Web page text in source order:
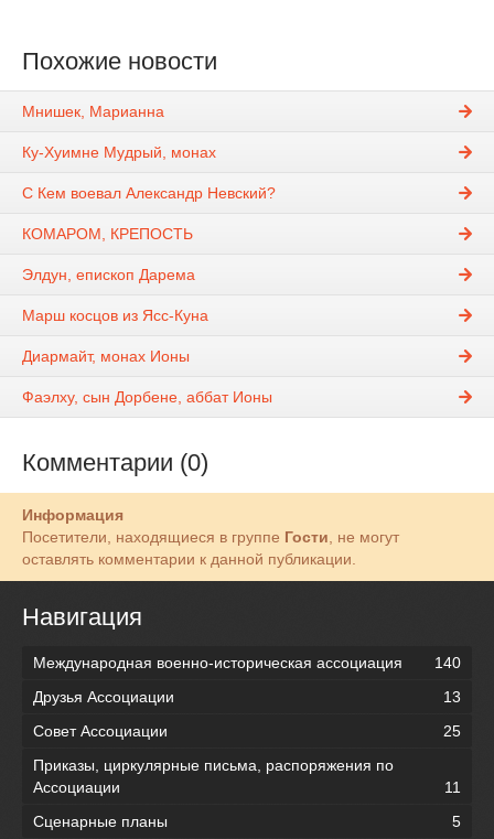
Похожие новости
Мнишек, Марианна
Ку-Хуимне Мудрый, монах
С Кем воевал Александр Невский?
КОМАРОМ, КРЕПОСТЬ
Элдун, епископ Дарема
Марш косцов из Ясс-Куна
Диармайт, монах Ионы
Фаэлху, сын Дорбене, аббат Ионы
Комментарии (0)
Информация
Посетители, находящиеся в группе Гости , не могут
оставлять комментарии к данной публикации.
Навигация
Международная военно-историческая ассоциация
140
Друзья Ассоциации
13
Совет Ассоциации
25
Приказы, циркулярные письма, распоряжения по
Ассоциации
11
Сценарные планы
5